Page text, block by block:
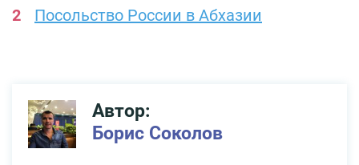
Посольство России в Абхазии
Автор:
Борис Соколов